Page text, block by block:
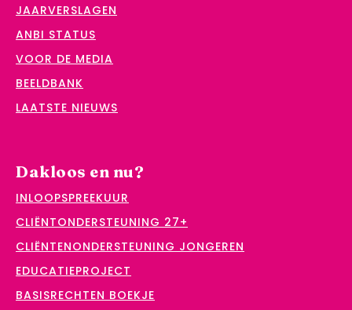
JAARVERSLAGEN
ANBI STATUS
VOOR DE MEDIA
BEELDBANK
LAATSTE NIEUWS
Dakloos en nu?
INLOOPSPREEKUUR
CLIËNTONDERSTEUNING 27+
CLIËNTENONDERSTEUNING JONGEREN
EDUCATIEPROJECT
BASISRECHTEN BOEKJE